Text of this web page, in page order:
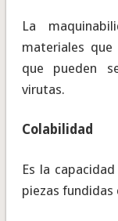
La
materiales
que pueden
virutas.
Colabilidad
Es la
piezas